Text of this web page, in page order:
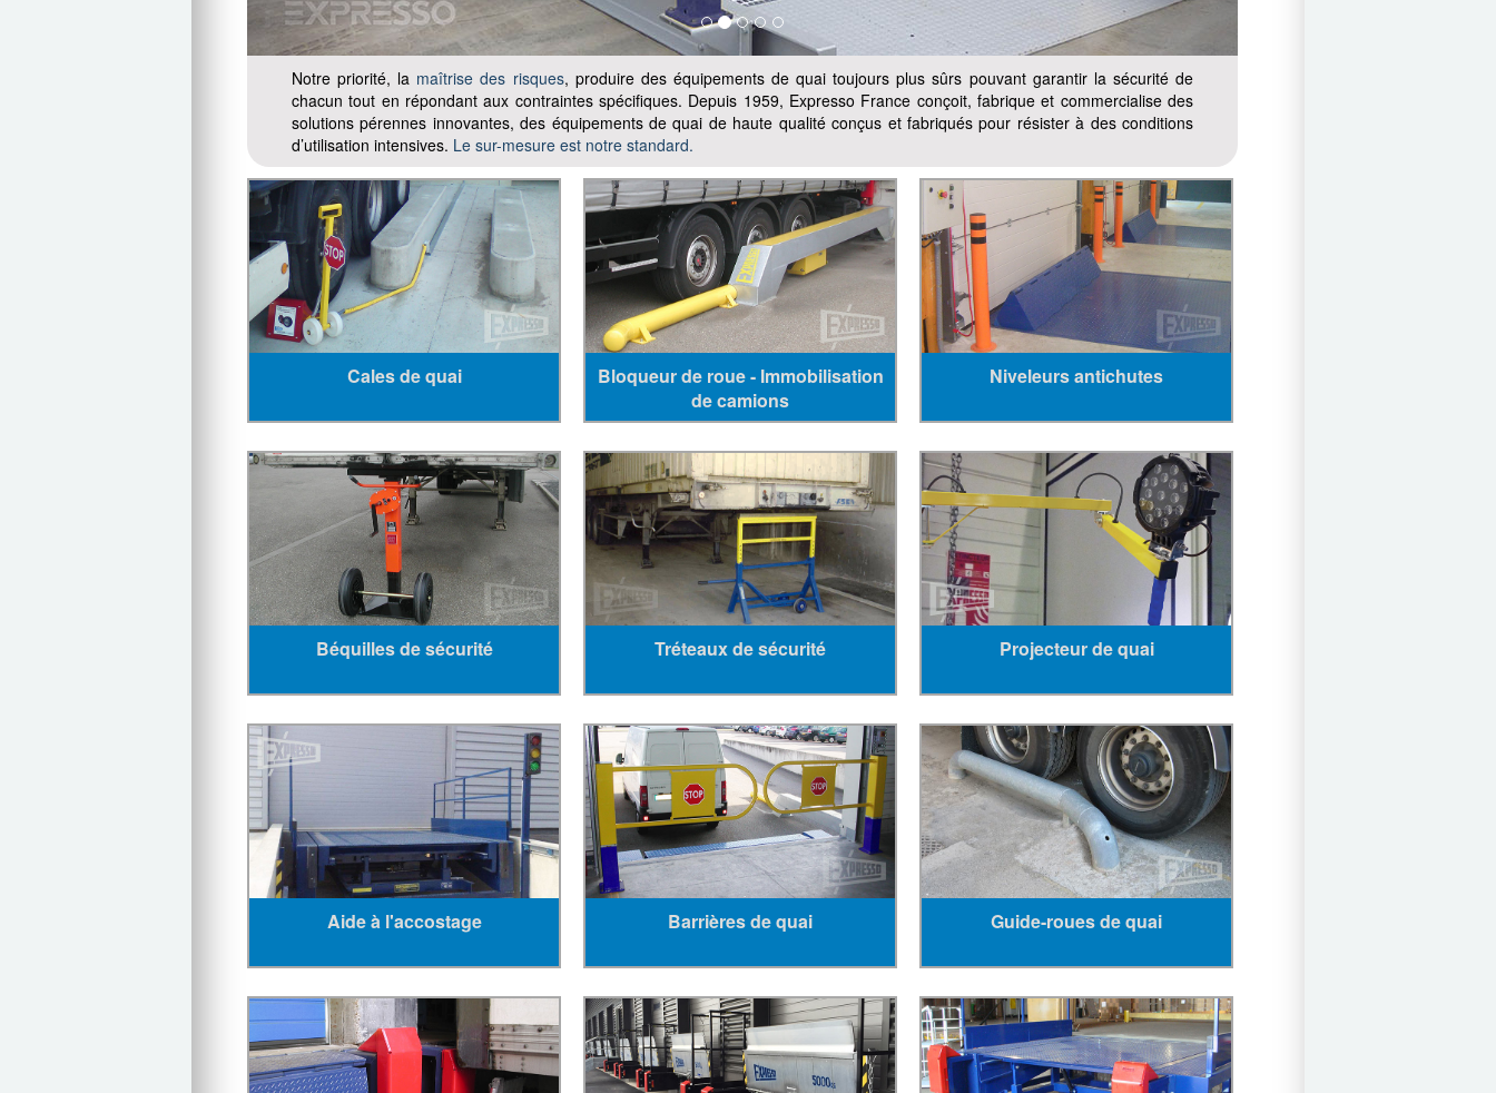
Notre priorité, la maîtrise des risques, produire des équipements de quai toujours plus sûrs pouvant garantir la sécurité de
chacun tout en répondant aux contraintes spécifiques. Depuis 1959, Expresso France conçoit, fabrique et commercialise des
solutions pérennes innovantes, des équipements de quai de haute qualité conçus et fabriqués pour résister à des conditions
d’utilisation intensives. Le sur-mesure est notre standard.
Cales de quai
Bloqueur de roue - Immobilisation
de camions
Niveleurs antichutes
Béquilles de sécurité Tréteaux de sécurité Projecteur de quai
Aide à l'accostage Barrières de quai Guide-roues de quai